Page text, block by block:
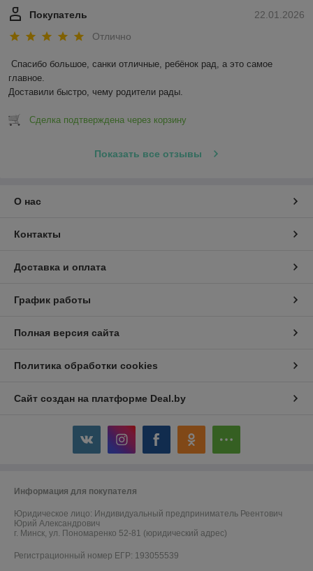
22.01.2026
Покупатель
Отлично
Спасибо большое, санки отличные, ребёнок рад, а это самое
главное.
Доставили быстро, чему родители рады.
Сделка подтверждена через корзину
Показать все отзывы
О нас
Контакты
Доставка и оплата
График работы
Полная версия сайта
Политика обработки cookies
Сайт создан на платформе Deal.by
Информация для покупателя
Юридическое лицо: Индивидуальный предприниматель Реентович
Юрий Александрович
г. Минск, ул. Пономаренко 52-81 (юридический адрес)
Регистрационный номер ЕГР: 193055539